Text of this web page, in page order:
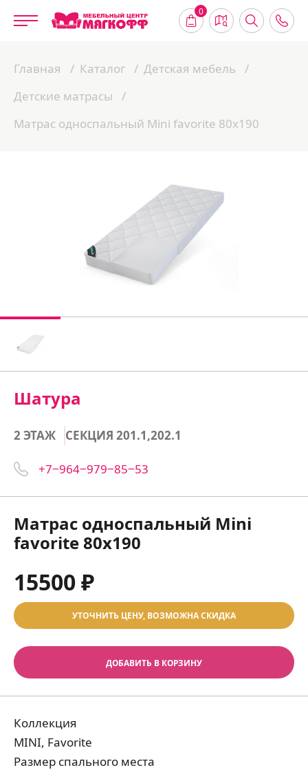
0
Главная Каталог
Детская мебель
Детские матрасы
Матрас односпальный Mini favorite 80х190
Шатура
2 ЭТАЖ СЕКЦИЯ 201.1,202.1
+7‒964‒979‒85‒53
Матрас односпальный Mini
favorite 80х190
15500 ₽
УТОЧНИТЬ ЦЕНУ, ВОЗМОЖНА СКИДКА
ДОБАВИТЬ В КОРЗИНУ
Коллекция
MINI, Favorite
Размер спального места